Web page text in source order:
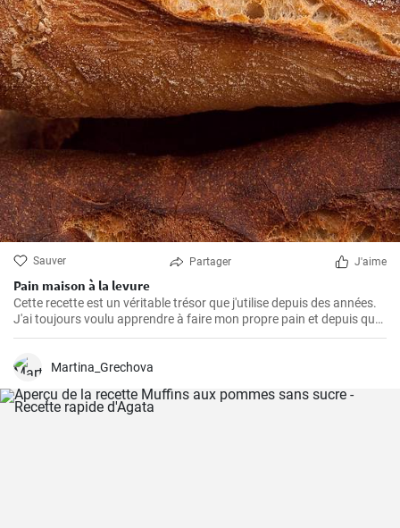
Sauver Partager J'aime
Pain maison à la levure
Cette recette est un véritable trésor que j'utilise depuis des années.
J'ai toujours voulu apprendre à faire mon propre pain et depuis que
j'ai trouvé cette recette, je ne mange plus rien d'autre. L'odeur et le
Martina_Grechova